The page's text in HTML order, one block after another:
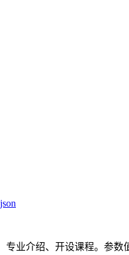
专业介绍、开设课程。参